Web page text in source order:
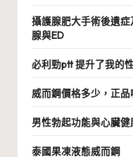
攝護腺肥大手術後遺
腺與ED
必利勁ptt 提升了我的
威而鋼價格多少，正
男性勃起功能與心臟
泰國果凍液態威而鋼